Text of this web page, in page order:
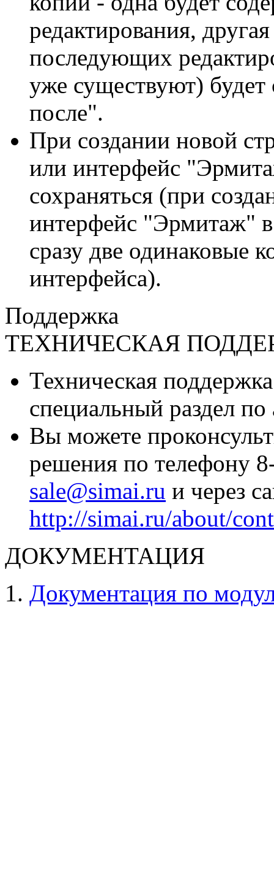
редактирования,
последующих
уже существуют) будет
после".
При создании новой
или интерфейс
сохраняться (при
интерфейс "Эрмитаж" в
сразу две одинаковые
интерфейса).
Поддержка
ТЕХНИЧЕСКАЯ
Техническая
специальный раздел
Вы можете
решения по телефону
sale@simai.ru и через
http://simai.ru/about/
ДОКУМЕНТАЦИЯ
Документация по